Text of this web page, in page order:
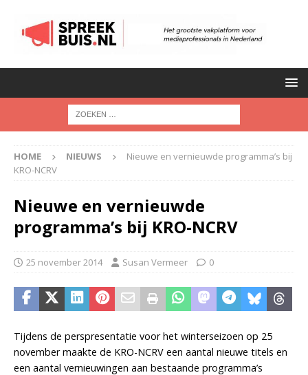
HOME NIEUWS
Nieuwe en vernieuwde programma’s bij
KRO-NCRV
Nieuwe en vernieuwde
programma’s bij KRO-NCRV
25 november 2014 Susan Vermeer 0
Tijdens de perspresentatie voor het winterseizoen op 25
november maakte de KRO-NCRV een aantal nieuwe titels en
een aantal vernieuwingen aan bestaande programma’s